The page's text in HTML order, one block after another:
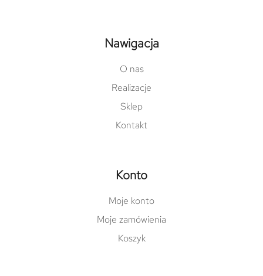
Nawigacja
O nas
Realizacje
Sklep
Kontakt
Konto
Moje konto
Moje zamówienia
Koszyk